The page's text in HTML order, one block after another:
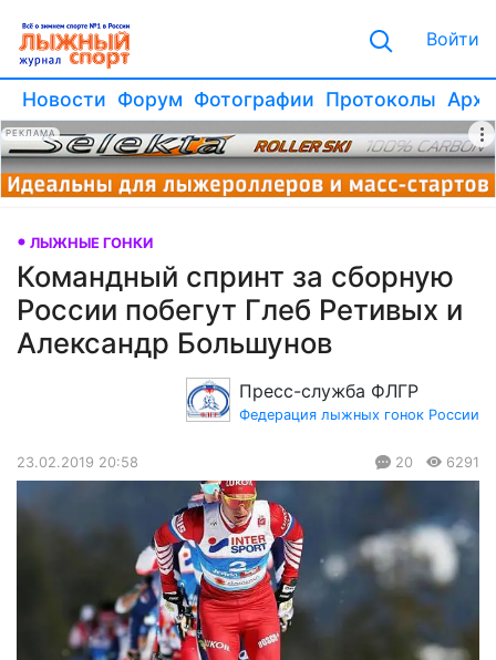
Войти
Новости Форум Фотографии Протоколы
РЕКЛАМА
ЛЫЖНЫЕ ГОНКИ
Командный спринт за сборную
России побегут Глеб Ретивых и
Александр Большунов
Пресс-служба ФЛГР
Федерация лыжных гонок России
23.02.2019 20:58 20 6291